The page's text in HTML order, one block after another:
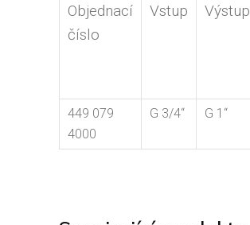
Objednací
číslo
Vstup Výstup
449 079
4000
G 3/4“ G 1“